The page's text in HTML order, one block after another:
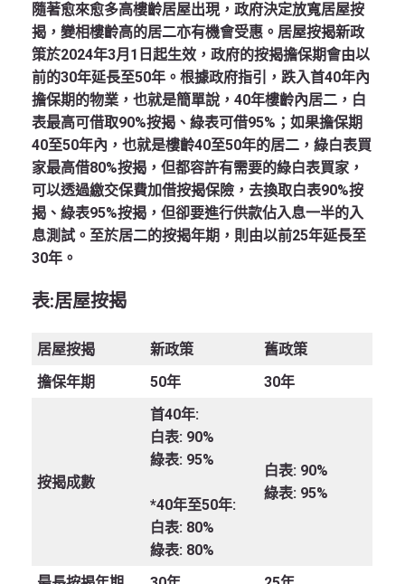
隨著愈來愈多高樓齡居屋出現，政府決定放寬居屋按
揭，變相樓齡高的居二亦有機會受惠。居屋按揭新政
策於2024年3月1日起生效，政府的按揭擔保期會由以
前的30年延長至50年。根據政府指引，跌入首40年內
擔保期的物業，也就是簡單說，40年樓齡內居二，白
表最高可借取90%按揭、綠表可借95%；如果擔保期
40至50年內，也就是樓齡40至50年的居二，綠白表買
家最高借80%按揭，但都容許有需要的綠白表買家，
可以透過繳交保費加借按揭保險，去換取白表90%按
揭、綠表95%按揭，但卻要進行供款佔入息一半的入
息測試。至於居二的按揭年期，則由以前25年延長至
30年。
表:居屋按揭
居屋按揭 新政策
舊政策
擔保年期
50年 30年
按揭成數
首40年:
白表: 90%
綠表: 95%
*40年至50年:
白表: 80%
綠表: 80%
白表: 90%
綠表: 95%